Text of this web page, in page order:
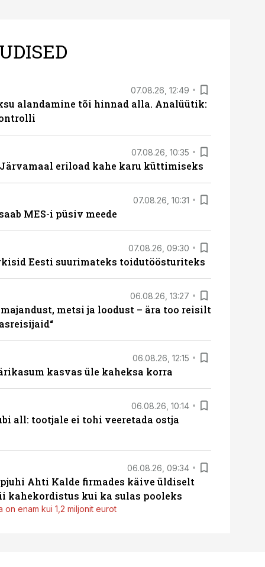
07.08.26, 12:49
alandamine tõi hinnad alla. Analüütik:
07.08.26, 10:35
eriload kahe karu küttimiseks
07.08.26, 10:31
MES-i püsiv meede
07.08.26, 09:30
Eesti suurimateks toidutöösturiteks
06.08.26, 13:27
metsi ja loodust – ära too reisilt
06.08.26, 12:15
kasvas üle kaheksa korra
06.08.26, 10:14
all: tootjale ei tohi veeretada ostja
06.08.26, 09:34
Ahti Kalde firmades käive üldiselt
kahekordistus kui ka sulas pooleks
on enam kui 1,2 miljonit eurot